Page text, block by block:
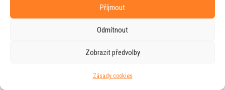
Příjmout
Odmítnout
Zobrazit předvolby
Zásady cookies